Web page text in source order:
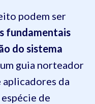
podem ser
fundamentais
do sistema
um guia norteador
da
de